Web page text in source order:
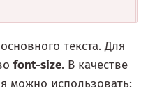
текста. Для
font-size. В качестве
можно использовать: